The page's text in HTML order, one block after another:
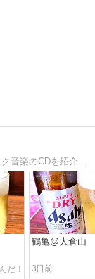
・オーディオの音質が良くなる優れたクラシック音楽のCDを紹介 ・オーディオ装置には調教が必要 ・超高音質CD/SACDの試聴記
鶴亀@大倉山
3日前